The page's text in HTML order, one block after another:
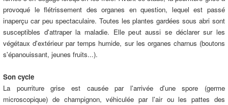
provoqué le flétrissement des organes en question, lequel est passé
inaperçu car peu spectaculaire. Toutes les plantes gardées sous abri sont
susceptibles d'attraper la maladie. Elle peut aussi se déclarer sur les
végétaux d'extérieur par temps humide, sur les organes charnus (boutons
s'épanouissant, jeunes fruits...).
Son cycle
La pourriture grise est causée par l'arrivée d'une spore (germe
microscopique) de champignon, véhiculée par l'air ou les pattes des